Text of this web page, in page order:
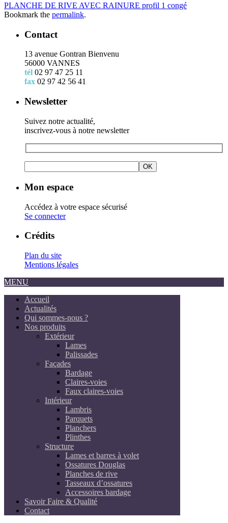
PLANCHE DE RIVE AVEC RAINURE profil 1 congé
Bookmark the permalink.
Contact
13 avenue Gontran Bienvenu
56000 VANNES
tél 02 97 47 25 11
fax 02 97 42 56 41
Newsletter
Suivez notre actualité,
inscrivez-vous à notre newsletter
Mon espace
Accédez à votre espace sécurisé
Se connecter
Crédits
Plan du site
Mentions légales
MENU
Accueil
Actualités
Qui sommes-nous ?
Nos produits
Extérieur
Lames
Palissades
Façades
Bardage
Claires-voies
Faux claires-voies
Intérieur
Lambris
Parquets
Planchers
Plinthes
Structure
Lames et barres à volet
Ossatures Douglas
Planches de rive
Tasseaux d’ossatures
Accessoires bardage
Savoir Faire & Qualité
Contact